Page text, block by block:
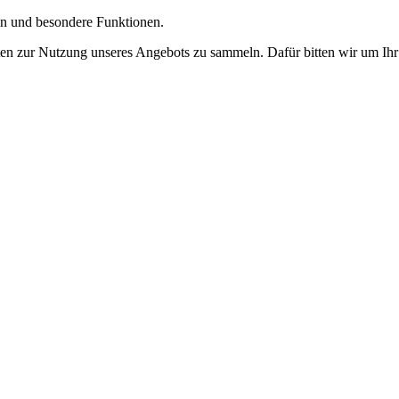
und besondere Funktionen.
zur Nutzung unseres Angebots zu sammeln. Dafür bitten wir um